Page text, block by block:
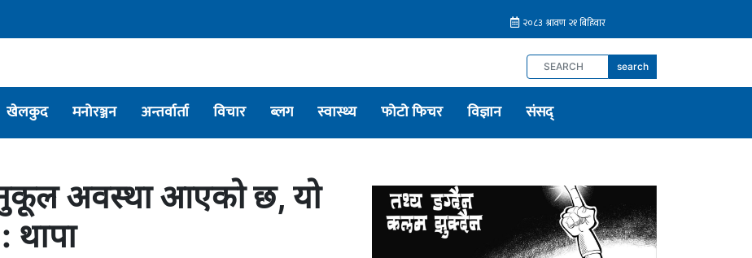
search
खेलकुद मनोरञ्जन अन्तर्वार्ता विचार ब्लग स्वास्थ्य फोटो फिचर विज्ञान संसद्
अवस्था आएको छ, यो